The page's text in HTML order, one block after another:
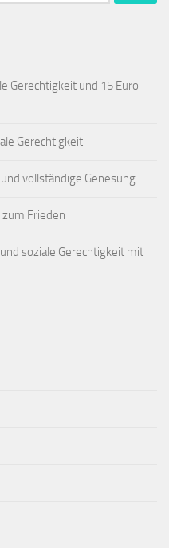
Gerechtigkeit und 15 Euro
Gerechtigkeit
vollständige Genesung
zum Frieden
soziale Gerechtigkeit mit